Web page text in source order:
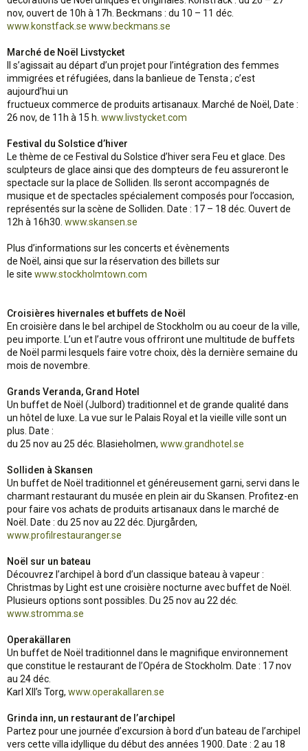
nov, ouvert de 10h à 17h. Beckmans : du 10 – 11 déc.
www.konstfack.se www.beckmans.se
Marché de Noël Livstycket
Il s’agissait au départ d’un projet pour l’intégration des femmes
immigrées et réfugiées, dans la banlieue de Tensta ; c’est
aujourd’hui un
fructueux commerce de produits artisanaux. Marché de Noël, Date :
26 nov, de 11h à 15 h. www.livstycket.com
Festival du Solstice d’hiver
Le thème de ce Festival du Solstice d’hiver sera Feu et glace. Des
sculpteurs de glace ainsi que des dompteurs de feu assureront le
spectacle sur la place de Solliden. Ils seront accompagnés de
musique et de spectacles spécialement composés pour l’occasion,
représentés sur la scène de Solliden. Date : 17 – 18 déc. Ouvert de
12h à 16h30. www.skansen.se
Plus d’informations sur les concerts et évènements
de Noël, ainsi que sur la réservation des billets sur
le site www.stockholmtown.com
Croisières hivernales et buffets de Noël
En croisière dans le bel archipel de Stockholm ou au coeur de la ville,
peu importe. L’un et l’autre vous offriront une multitude de buffets
de Noël parmi lesquels faire votre choix, dès la dernière semaine du
mois de novembre.
Grands Veranda, Grand Hotel
Un buffet de Noël (Julbord) traditionnel et de grande qualité dans
un hôtel de luxe. La vue sur le Palais Royal et la vieille ville sont un
plus. Date :
du 25 nov au 25 déc. Blasieholmen, www.grandhotel.se
Solliden à Skansen
Un buffet de Noël traditionnel et généreusement garni, servi dans le
charmant restaurant du musée en plein air du Skansen. Profitez-en
pour faire vos achats de produits artisanaux dans le marché de
Noël. Date : du 25 nov au 22 déc. Djurgården,
www.profilrestauranger.se
Noël sur un bateau
Découvrez l’archipel à bord d’un classique bateau à vapeur :
Christmas by Light est une croisière nocturne avec buffet de Noël.
Plusieurs options sont possibles. Du 25 nov au 22 déc.
www.stromma.se
Operakällaren
Un buffet de Noël traditionnel dans le magnifique environnement
que constitue le restaurant de l’Opéra de Stockholm. Date : 17 nov
au 24 déc.
Karl XII’s Torg, www.operakallaren.se
Grinda inn, un restaurant de l’archipel
Partez pour une journée d’excursion à bord d’un bateau de l’archipel
vers cette villa idyllique du début des années 1900. Date : 2 au 18